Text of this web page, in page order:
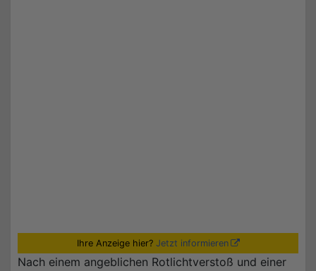
Ihre Anzeige hier? Jetzt informieren
Nach einem angeblichen Rotlichtverstoß und einer